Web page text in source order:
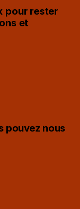
pour rester
et
pouvez nous